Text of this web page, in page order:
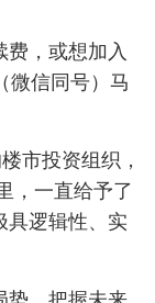
费，或想加入
微信同号）马
市投资组织，
，一直给予了
具逻辑性、实